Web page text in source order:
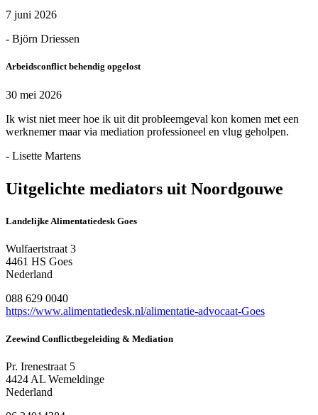
7 juni 2026
- Björn Driessen
Arbeidsconflict behendig opgelost
30 mei 2026
Ik wist niet meer hoe ik uit dit probleemgeval kon komen met een
werknemer maar via mediation professioneel en vlug geholpen.
- Lisette Martens
Uitgelichte mediators uit Noordgouwe
Landelijke Alimentatiedesk Goes
Wulfaertstraat 3
4461 HS Goes
Nederland
088 629 0040
https://www.alimentatiedesk.nl/alimentatie-advocaat-Goes
Zeewind Conflictbegeleiding & Mediation
Pr. Irenestraat 5
4424 AL Wemeldinge
Nederland